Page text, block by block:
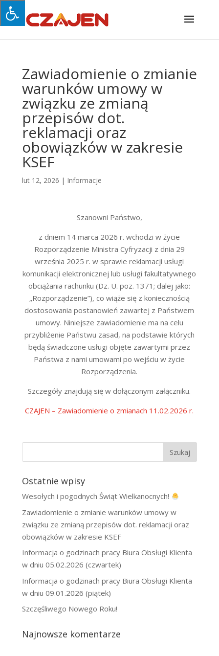
Zawiadomienie o zmianie
warunków umowy w
związku ze zmianą
przepisów dot.
reklamacji oraz
obowiązków w zakresie
KSEF
lut 12, 2026 | Informacje
Szanowni Państwo,
z dniem 14 marca 2026 r. wchodzi w życie
Rozporządzenie Ministra Cyfryzacji z dnia 29
września 2025 r. w sprawie reklamacji usługi
komunikacji elektronicznej lub usługi fakultatywnego
obciążania rachunku (Dz. U. poz. 1371; dalej jako:
„Rozporządzenie”), co wiąże się z koniecznością
dostosowania postanowień zawartej z Państwem
umowy. Niniejsze zawiadomienie ma na celu
przybliżenie Państwu zasad, na podstawie których
będą świadczone usługi objęte zawartymi przez
Państwa z nami umowami po wejściu w życie
Rozporządzenia.
Szczegóły znajdują się w dołączonym załączniku.
CZAJEN – Zawiadomienie o zmianach 11.02.2026 r.
Ostatnie wpisy
Wesołych i pogodnych Świąt Wielkanocnych!
Zawiadomienie o zmianie warunków umowy w
związku ze zmianą przepisów dot. reklamacji oraz
obowiązków w zakresie KSEF
Informacja o godzinach pracy Biura Obsługi Klienta
w dniu 05.02.2026 (czwartek)
Informacja o godzinach pracy Biura Obsługi Klienta
w dniu 09.01.2026 (piątek)
Szczęśliwego Nowego Roku!
Najnowsze komentarze